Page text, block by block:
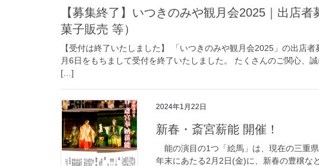
【募集終了】いつきのみや観月会2025｜出店
菓子販売 等）
【受付は終了いたしました】 「いつきのみや観月会2025」の出店
月6日をもちまして受付を終了いたしました。 たくさんのご関心、
[…]
2024年1月22日
新春・斎宮薪能 開催！
能の演目の1つ「絵馬」は、現在の三重
年末にあたる2月2日(金)に、新春の豊穣な